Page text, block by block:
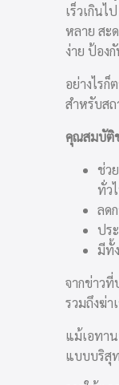
เร็วเกิน
หลาย สะ
ง่าย ป้อง
อย่างไรก็
สำหรับส
คุณสมบัติ
ช่ว
ทั่ว
ลด
ปร
มีทั้
จากข่าว
รวมถึงฆ่า
แม้เอทา
แบบบริสุ